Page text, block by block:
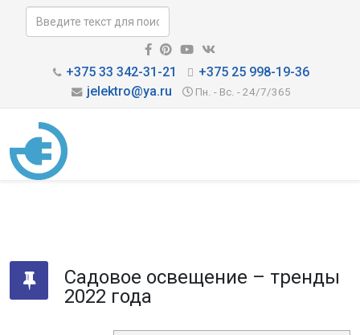
+375 33 342-31-21
+375 25 998-19-36
jelektro@ya.ru
Пн. - Вс. - 24/7/365
Садовое освещение – тренды
2022 года